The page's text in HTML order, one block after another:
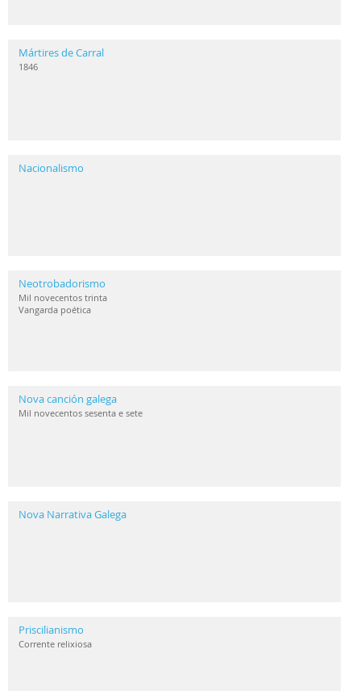
Mártires de Carral
1846
Nacionalismo
Neotrobadorismo
Mil novecentos trinta
Vangarda poética
Nova canción galega
Mil novecentos sesenta e sete
Nova Narrativa Galega
Priscilianismo
Corrente relixiosa